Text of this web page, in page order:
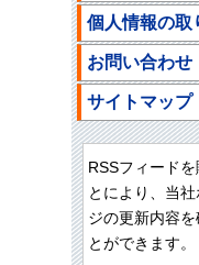
個人情報の取
お問い合わせ
サイトマップ
RSSフィードを
とにより、当
ジの更新内容を
とができます。